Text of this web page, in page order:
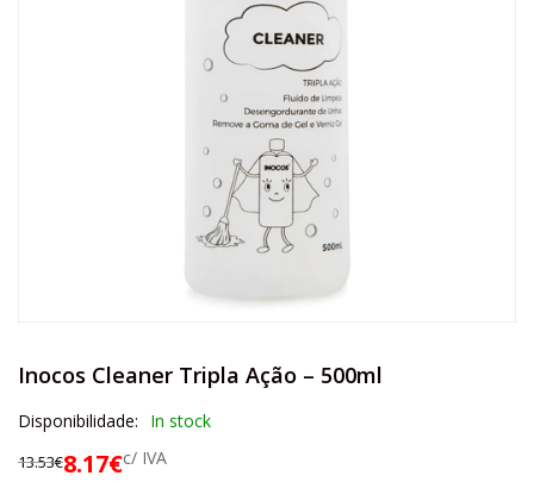
Inocos Cleaner Tripla Ação – 500ml
Disponibilidade: In stock
13.53€8.17€c/ IVA